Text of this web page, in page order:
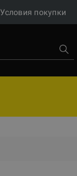
Условия покупки